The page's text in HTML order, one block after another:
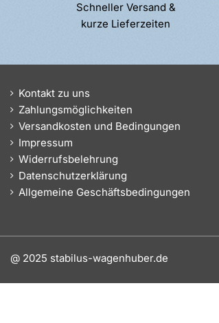
Schneller Versand &
kurze Lieferzeiten
Kontakt zu uns
Zahlungsmöglichkeiten
Versandkosten und Bedingungen
Impressum
Widerrufsbelehrung
Datenschutzerklärung
Allgemeine Geschäftsbedingungen
@ 2025 stabilus-wagenhuber.de